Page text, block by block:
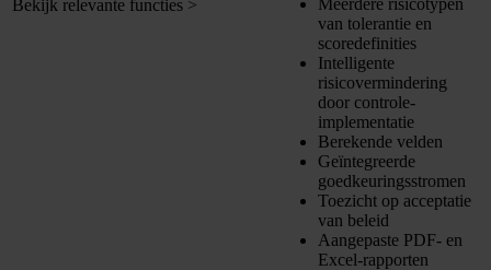
Bekijk relevante functies >
van tolerantie en
scoredefinities
Intelligente
risicovermindering
door controle-
implementatie
Berekende velden
Geïntegreerde
goedkeuringsstromen
Toezicht op acceptatie
van beleid
Aangepaste PDF- en
Excel-rapporten